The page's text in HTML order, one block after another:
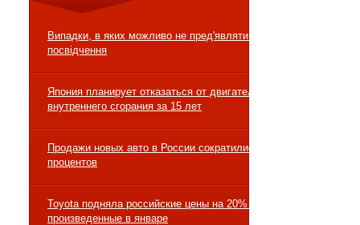
Випадки, в яких можливо не пред'являти водійське
посвідчення
Япония планирует отказаться от двигателей
внутреннего сгорания за 15 лет
Продажи новых авто в России сократились на 10
процентов
Toyota подняла российские цены на 20% на авто,
произведенные в январе